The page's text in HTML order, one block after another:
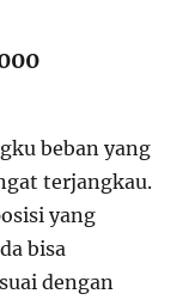
beban yang
terjangkau.
yang
bisa
dengan